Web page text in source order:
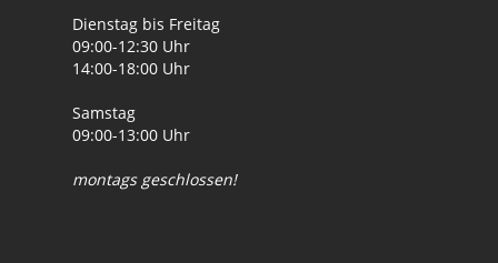
Dienstag bis Freitag
09:00-12:30 Uhr
14:00-18:00 Uhr
Samstag
09:00-13:00 Uhr
montags geschlossen!